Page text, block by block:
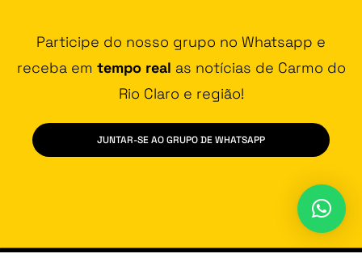
Participe do nosso grupo no Whatsapp e
receba em tempo real as notícias de Carmo do
Rio Claro e região!
JUNTAR-SE AO GRUPO DE WHATSAPP